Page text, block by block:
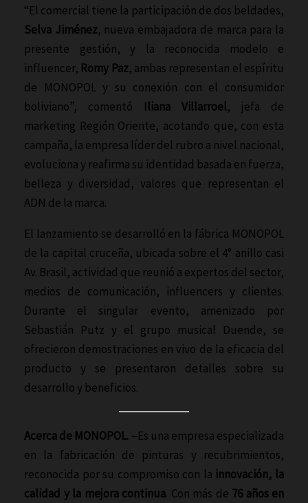
“El comercial tiene la participación de dos beldades,
Selva Jiménez, nueva embajadora de marca para la
presente gestión, y la reconocida modelo e
influencer, Romy Paz, ambas representan el espíritu
de MONOPOL y su conexión con el consumidor
boliviano”, comentó Iliana Villarroel , jefa de
marketing Región Oriente, acotando que, con esta
campaña, la empresa líder del rubro a nivel nacional,
evoluciona y reafirma su identidad basada en fuerza,
belleza y diversidad, valores que representan el
ADN de la marca.
El lanzamiento se desarrolló en la fábrica MONOPOL
de la capital cruceña, ubicada sobre el 4° anillo casi
Av. Brasil, actividad que reunió a expertos del sector,
medios de comunicación, influencers y clientes.
Durante el singular evento, amenizado por
Sebastián Putz y el grupo musical Duende, se
ofrecieron demostraciones en vivo de la eficacia del
producto y se presentaron detalles sobre su
desarrollo y beneficios.
Acerca de MONOPOL. –Es una empresa especializada
en la fabricación de pinturas y recubrimientos,
reconocida por su compromiso con la innovación, la
calidad y la mejora continua. Con más de 76 años en